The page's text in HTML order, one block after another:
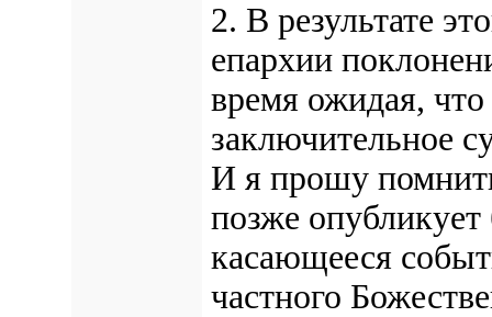
2. В результате
епархии
время ожидая,
заключительное
И я прошу
позже
касающееся
частного